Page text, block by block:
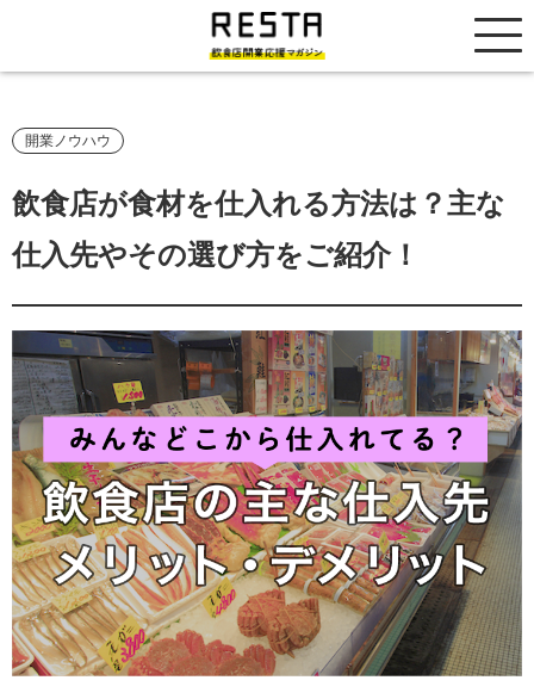
居抜き売却市場
開業ノウハウ
飲食店が食材を仕入れる方法は？主な
仕入先やその選び方をご紹介！